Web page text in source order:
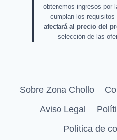
obtenemos ingresos por
cumplan los
afectará al precio del
selección de las
Sobre Zona Chollo
Aviso Legal
Política de